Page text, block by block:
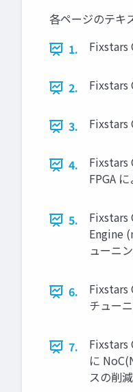
各ページのテキ
1.
2.
3. Fixstars
4.
Fixstars
FPGA
5.
Fixstars
Engine
ューニ
6.
Fixstars
チュー
7.
Fixstars
に
スの削